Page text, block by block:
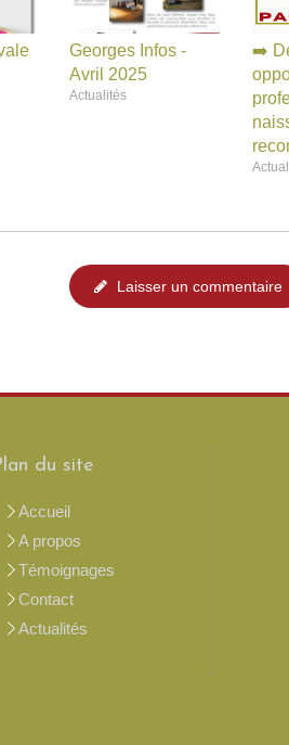
Georges Infos -
Avril 2025
Actualités
➡️
Laisser un commentaire
du site
Accueil
A propos
Témoignages
Contact
Actualités